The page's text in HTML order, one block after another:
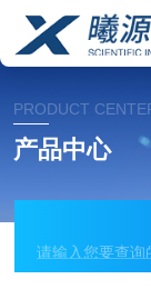
PRODUCT
产品中心